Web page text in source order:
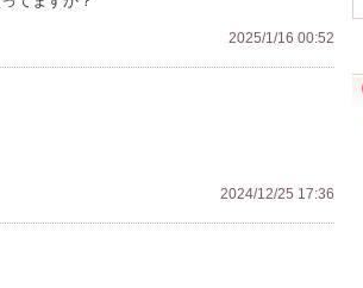
2025/1/16 00:52
2024/12/25 17:36